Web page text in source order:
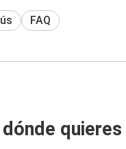
FAQ
quieres